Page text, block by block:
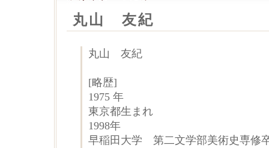
丸山 友紀
丸山 友紀
[略歴]
1975 年
東京都生まれ
1998年
早稲田大学 第二文学部美術史専修